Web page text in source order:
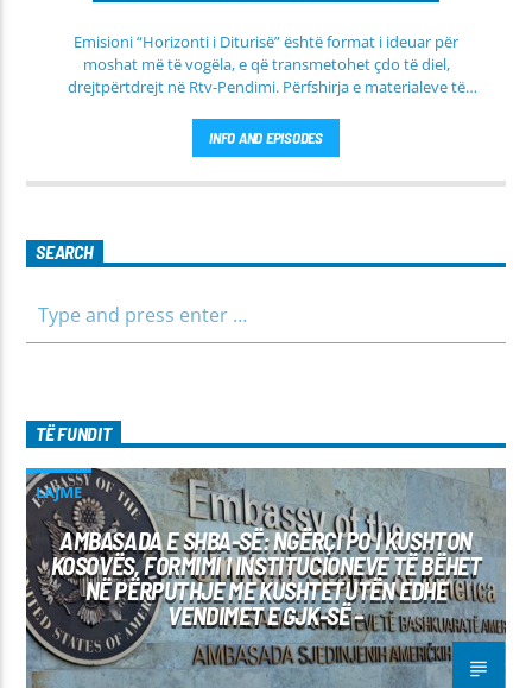
Emisioni “Horizonti i Diturisë” është format i ideuar për
moshat më të vogëla, e që transmetohet çdo të diel,
drejtpërtdrejt në Rtv-Pendimi. Përfshirja e materialeve të
rrugën e duhur të besimit Islam, janë pikësynimi kryesor i
të jemi më afër dëgjuesve të rinj, komunikojmë së bashku me
kanë, por edhe përfitimin e njohurive të reja. Çdo të diel, ora
10:00-12:00 Moderatore: Luljeta Beqiri Kontakti: Viber: +383
INFO AND EPISODES
SEARCH
TË FUNDIT
LAJME
AMBASADA E SHBA-SË: NGËRÇI PO I KUSHTON
KOSOVËS, FORMIMI I INSTITUCIONEVE TË BËHET
NË PËRPUTHJE ME KUSHTETUTËN EDHE
VENDIMET E GJK-SË –